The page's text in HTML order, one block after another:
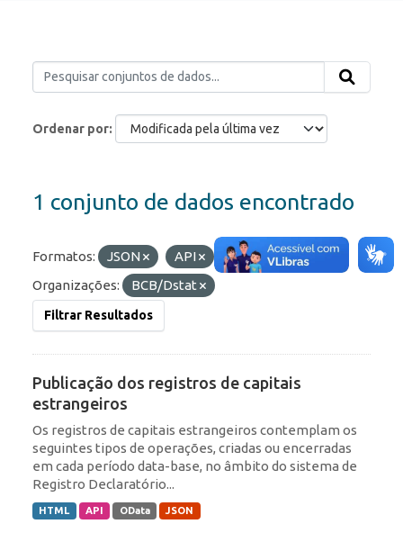
Ordenar por
1 conjunto de dados encontrado
Formatos: JSON API Etiquetas:
IED
Organizações:
BCB/Dstat
Filtrar Resultados
Publicação dos registros de capitais
estrangeiros
Os registros de capitais estrangeiros contemplam os
seguintes tipos de operações, criadas ou encerradas
em cada período data-base, no âmbito do sistema de
Registro Declaratório...
HTML API OData JSON